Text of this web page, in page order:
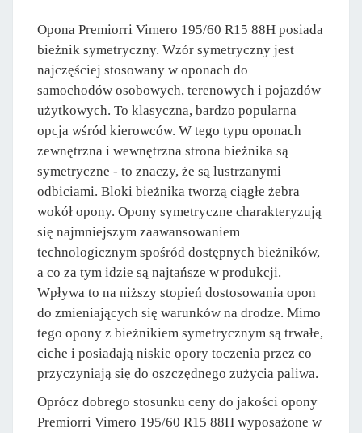
Opona Premiorri Vimero 195/60 R15 88H posiada
bieżnik symetryczny. Wzór symetryczny jest
najczęściej stosowany w oponach do
samochodów osobowych, terenowych i pojazdów
użytkowych. To klasyczna, bardzo popularna
opcja wśród kierowców. W tego typu oponach
zewnętrzna i wewnętrzna strona bieżnika są
symetryczne - to znaczy, że są lustrzanymi
odbiciami. Bloki bieżnika tworzą ciągłe żebra
wokół opony. Opony symetryczne charakteryzują
się najmniejszym zaawansowaniem
technologicznym spośród dostępnych bieżników,
a co za tym idzie są najtańsze w produkcji.
Wpływa to na niższy stopień dostosowania opon
do zmieniających się warunków na drodze. Mimo
tego opony z bieżnikiem symetrycznym są trwałe,
ciche i posiadają niskie opory toczenia przez co
przyczyniają się do oszczędnego zużycia paliwa.
Oprócz dobrego stosunku ceny do jakości opony
Premiorri Vimero 195/60 R15 88H wyposażone w